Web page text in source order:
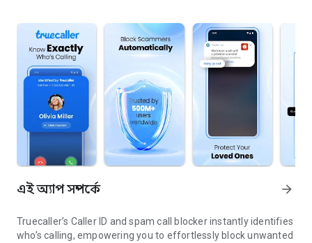
এই অ্যাপ সম্পর্কে arrow_forward
Truecaller’s Caller ID and spam call blocker instantly identifies
who’s calling, empowering you to effortlessly block unwanted